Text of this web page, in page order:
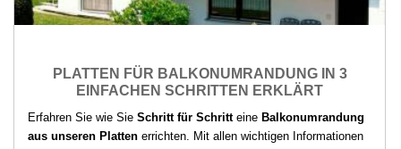
PLATTEN FÜR BALKONUMRANDUNG IN 3
EINFACHEN SCHRITTEN ERKLÄRT
Erfahren Sie wie Sie Schritt für Schritteine Balkonumrandung
aus unseren Platten errichten. Mit allen wichtigen Informationen